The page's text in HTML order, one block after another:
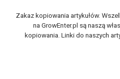
Zakaz kopiowania artykułów.
na GrowEnter.pl są naszą
kopiowania. Linki do naszych